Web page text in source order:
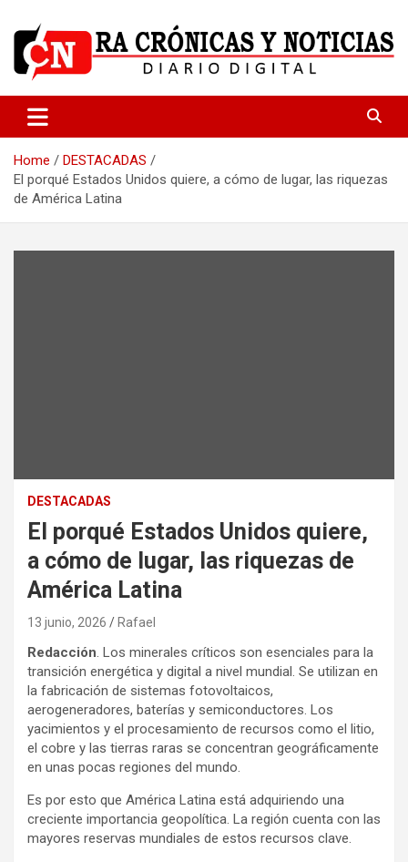
content
R.A Crónicas y Noticias
Home
DESTACADAS
El porqué Estados Unidos quiere, a cómo de lugar, las riquezas
de América Latina
DESTACADAS
El porqué Estados Unidos quiere,
a cómo de lugar, las riquezas de
América Latina
13 junio, 2026 Rafael
Redacción. Los minerales críticos son esenciales para la
transición energética y digital a nivel mundial. Se utilizan en
la fabricación de sistemas fotovoltaicos,
aerogeneradores, baterías y semiconductores. Los
yacimientos y el procesamiento de recursos como el litio,
el cobre y las tierras raras se concentran geográficamente
en unas pocas regiones del mundo.
Es por esto que América Latina está adquiriendo una
creciente importancia geopolítica. La región cuenta con las
mayores reservas mundiales de estos recursos clave.